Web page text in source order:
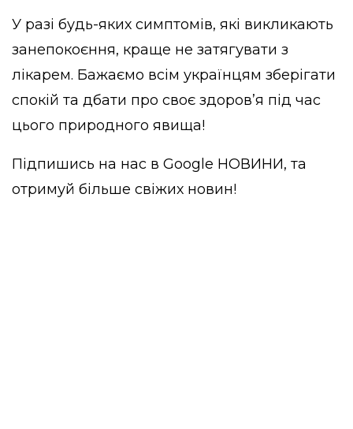
У разі будь-яких симптомів, які викликають
занепокоєння, краще не затягувати з
лікарем. Бажаємо всім українцям зберігати
спокій та дбати про своє здоров’я під час
цього природного явища!
Підпишись на нас в Google НОВИНИ, та
отримуй більше свіжих новин!